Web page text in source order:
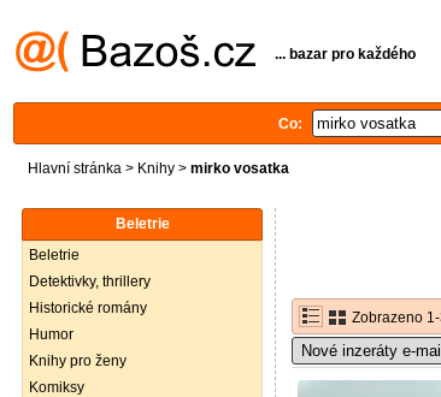
... bazar pro každého
Co:
Hlavní stránka > Knihy > mirko vosatka
Beletrie
Beletrie
Detektivky, thrillery
Historické romány
Humor
Knihy pro ženy
Komiksy
Zobrazeno
Nové inzeráty e-